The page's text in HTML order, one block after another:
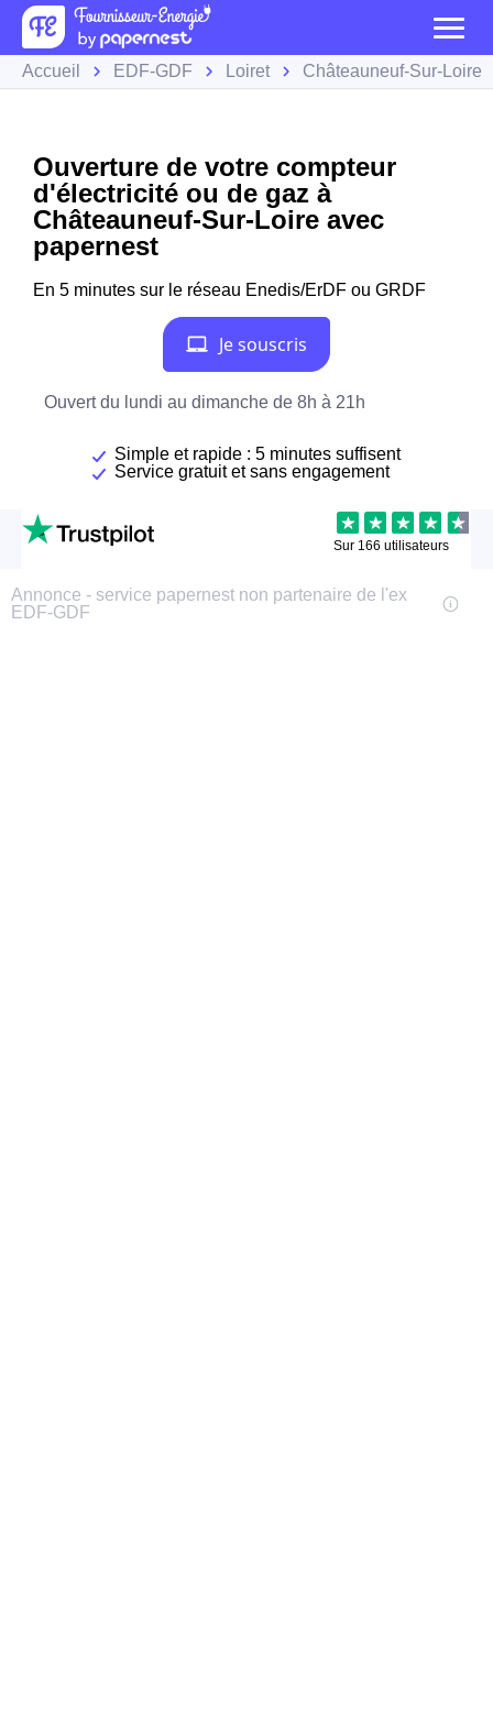
Accueil EDF-GDF Loiret Châteauneuf-Sur-Loire